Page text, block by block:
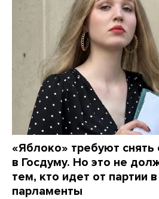
«Яблоко» требуют снять
в Госдуму. Но это не
тем, кто идет от партии
парламенты